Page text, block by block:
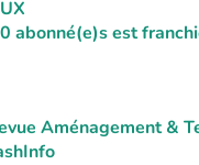
abonné(e)s est
Aménagement &